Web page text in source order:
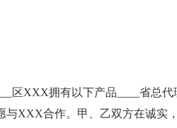
XXX拥有以下产品____省总代
与XXX合作。甲、乙双方在诚实